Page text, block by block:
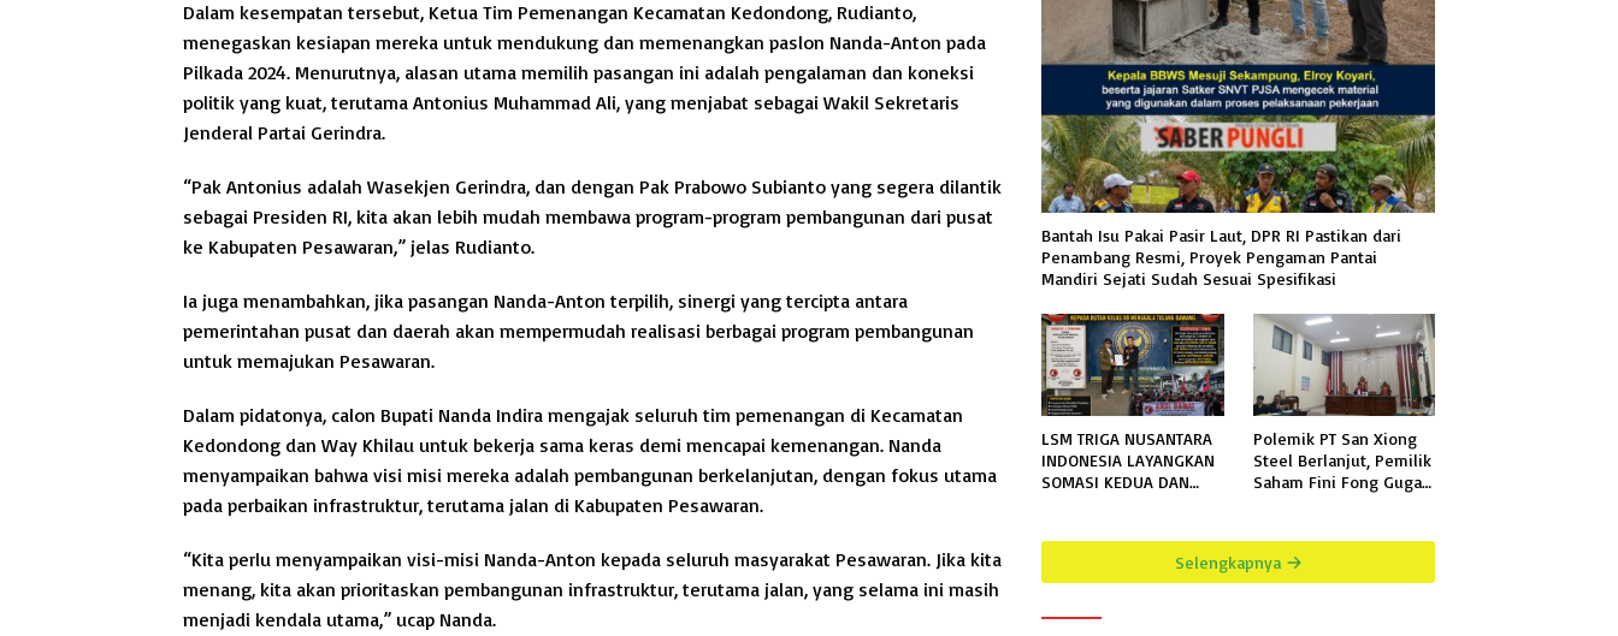
Dalam kesempatan tersebut, Ketua Tim Pemenangan Kecamatan Kedondong, Rudianto,
menegaskan kesiapan mereka untuk mendukung dan memenangkan paslon Nanda-Anton pada
Pilkada 2024. Menurutnya, alasan utama memilih pasangan ini adalah pengalaman dan koneksi
politik yang kuat, terutama Antonius Muhammad Ali, yang menjabat sebagai Wakil Sekretaris
Jenderal Partai Gerindra.
“Pak Antonius adalah Wasekjen Gerindra, dan dengan Pak Prabowo Subianto yang segera dilantik
sebagai Presiden RI, kita akan lebih mudah membawa program-program pembangunan dari pusat
ke Kabupaten Pesawaran,” jelas Rudianto.
Ia juga menambahkan, jika pasangan Nanda-Anton terpilih, sinergi yang tercipta antara
pemerintahan pusat dan daerah akan mempermudah realisasi berbagai program pembangunan
untuk memajukan Pesawaran.
Dalam pidatonya, calon Bupati Nanda Indira mengajak seluruh tim pemenangan di Kecamatan
Kedondong dan Way Khilau untuk bekerja sama keras demi mencapai kemenangan. Nanda
menyampaikan bahwa visi misi mereka adalah pembangunan berkelanjutan, dengan fokus utama
pada perbaikan infrastruktur, terutama jalan di Kabupaten Pesawaran.
“Kita perlu menyampaikan visi-misi Nanda-Anton kepada seluruh masyarakat Pesawaran. Jika kita
menang, kita akan prioritaskan pembangunan infrastruktur, terutama jalan, yang selama ini masih
menjadi kendala utama,” ucap Nanda.
Bantah Isu Pakai Pasir Laut, DPR RI Pastikan dari
Penambang Resmi, Proyek Pengaman Pantai
Mandiri Sejati Sudah Sesuai Spesifikasi
LSM TRIGA NUSANTARA
INDONESIA LAYANGKAN
SOMASI KEDUA DAN
MENGGALA TERKAIT
Polemik PT San Xiong
Steel Berlanjut, Pemilik
Saham Fini Fong Gugat
Selengkapnya